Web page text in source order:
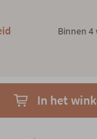
Binnen
In het